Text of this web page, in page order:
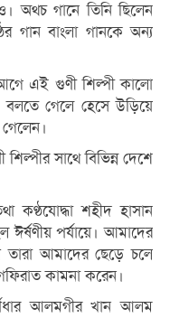
অথচ গানে তিনি ছিলেন
গান বাংলা গানকে অন্য
এই গুণী শিল্পী কালো
বলতে গেলে হেসে উড়িয়ে
শিল্পীর সাথে বিভিন্ন দেশে
কণ্ঠযোদ্ধা শহীদ হাসান
ঈর্ষণীয় পর্যায়ে। আমাদের
আমাদের ছেড়ে চলে
কামনা করেন।
আলমগীর খান আলম